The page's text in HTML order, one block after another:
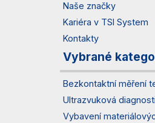
Naše značky
Kariéra v TSI System
Kontakty
Vybrané
Bezkontaktní měření
Ultrazvuková
Vybavení